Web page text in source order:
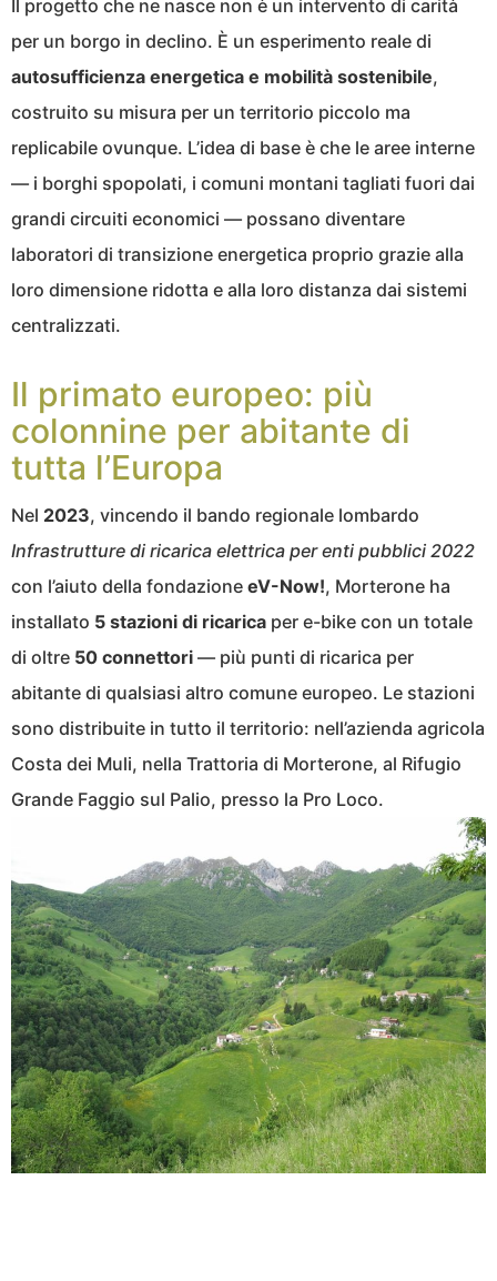
Il progetto che ne nasce non è un intervento di carità
per un borgo in declino. È un esperimento reale di
autosufficienza energetica e mobilità sostenibile,
costruito su misura per un territorio piccolo ma
replicabile ovunque. L’idea di base è che le aree interne
— i borghi spopolati, i comuni montani tagliati fuori dai
grandi circuiti economici — possano diventare
laboratori di transizione energetica proprio grazie alla
loro dimensione ridotta e alla loro distanza dai sistemi
centralizzati.
Il primato europeo: più
colonnine per abitante di
tutta l’Europa
Nel 2023, vincendo il bando regionale lombardo
Infrastrutture di ricarica elettrica per enti pubblici 2022
con l’aiuto della fondazione eV-Now!, Morterone ha
installato 5 stazioni di ricarica per e-bike con un totale
di oltre 50 connettori — più punti di ricarica per
abitante di qualsiasi altro comune europeo. Le stazioni
sono distribuite in tutto il territorio: nell’azienda agricola
Costa dei Muli, nella Trattoria di Morterone, al Rifugio
Grande Faggio sul Palio, presso la Pro Loco.